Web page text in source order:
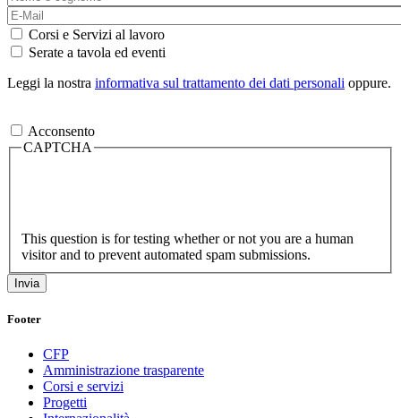
Corsi e Servizi al lavoro
Serate a tavola ed eventi
Leggi la nostra informativa sul trattamento dei dati personali oppure.
Acconsento
CAPTCHA
This question is for testing whether or not you are a human
visitor and to prevent automated spam submissions.
Footer
CFP
Amministrazione trasparente
Corsi e servizi
Progetti